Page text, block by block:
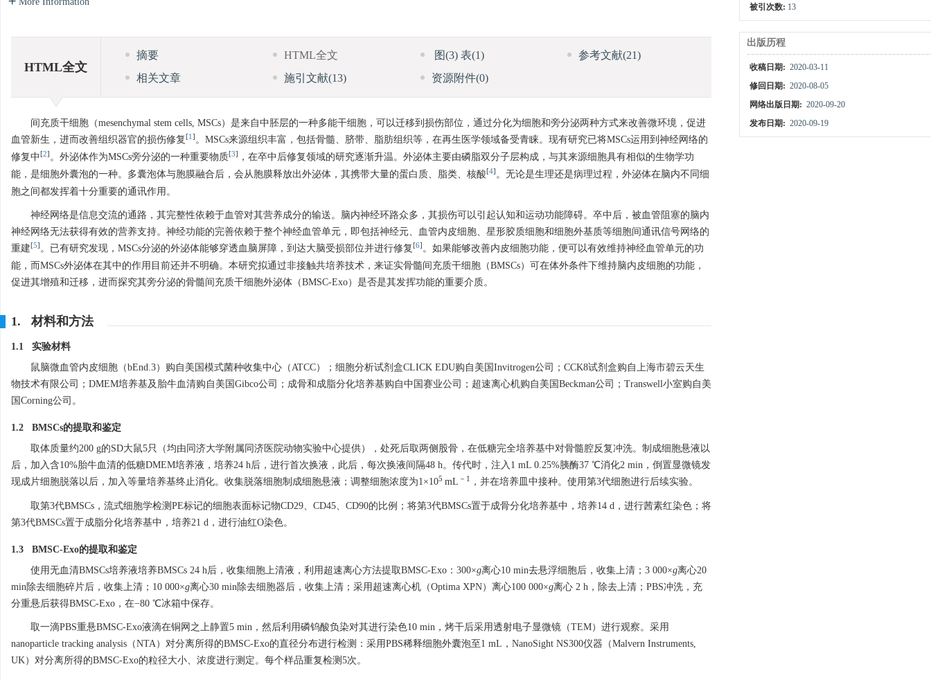
HTML全文
摘要 HTML全文 图(3)表(1) 参考文献(21)
相关文章
施引文献(13) 资源附件(0)
间充质干细胞（mesenchymal stem cells, MSCs）是来自中胚层的一种多能干细胞，可以迁移到损伤部位，通过分化为细胞和旁分泌两种方式来改善微环境，促进
血管新生，进而改善组织器官的损伤修复 [1] 。MSCs来源组织丰富，包括骨髓、脐带、脂肪组织等，在再生医学领域备受青睐。现有研究已将MSCs运用到神经网络的
修复中 [2] 。外泌体作为MSCs旁分泌的一种重要物质[3]
，在卒中后修复领域的研究逐渐升温。外泌体主要由磷脂双分子层构成，与其来源细胞具有相似的生物学功
能，是细胞外囊泡的一种。多囊泡体与胞膜融合后，会从胞膜释放出外泌体，其携带大量的蛋白质、脂类、核酸[4] 。无论是生理还是病理过程，外泌体在脑内不同细
胞之间都发挥着十分重要的通讯作用。
神经网络是信息交流的通路，其完整性依赖于血管对其营养成分的输送。脑内神经环路众多，其损伤可以引起认知和运动功能障碍。卒中后，被血管阻塞的脑内
神经网络无法获得有效的营养支持。神经功能的完善依赖于整个神经血管单元，即包括神经元、血管内皮细胞、星形胶质细胞和细胞外基质等细胞间通讯信号网络的
重建[5] 。已有研究发现，MSCs分泌的外泌体能够穿透血脑屏障，到达大脑受损部位并进行修复 [6] 。如果能够改善内皮细胞功能，便可以有效维持神经血管单元的功
能，而MSCs外泌体在其中的作用目前还并不明确。本研究拟通过非接触共培养技术，来证实骨髓间充质干细胞（BMSCs）可在体外条件下维持脑内皮细胞的功能，
促进其增殖和迁移，进而探究其旁分泌的骨髓间充质干细胞外泌体（BMSC-Exo）是否是其发挥功能的重要介质。
1. 材料和方法
1.1 实验材料
鼠脑微血管内皮细胞（bEnd.3）购自美国模式菌种收集中心（ATCC）；细胞分析试剂盒CLICK EDU购自美国Invitrogen公司；CCK8试剂盒购自上海市碧云天生
物技术有限公司；DMEM培养基及胎牛血清购自美国Gibco公司；成骨和成脂分化培养基购自中国赛业公司；超速离心机购自美国Beckman公司；Transwell小室购自美
国Corning公司。
1.2 BMSCs的提取和鉴定
取体质量约200 g的SD大鼠5只（均由同济大学附属同济医院动物实验中心提供），处死后取两侧股骨，在低糖完全培养基中对骨髓腔反复冲洗。制成细胞悬液以
后，加入含10%胎牛血清的低糖DMEM培养液，培养24 h后，进行首次换液，此后，每次换液间隔48 h。传代时，注入1 mL 0.25%胰酶37 ℃消化2 min，倒置显微镜发
现成片细胞脱落以后，加入等量培养基终止消化。收集脱落细胞制成细胞悬液；调整细胞浓度为1×105 mL －1 ，并在培养皿中接种。使用第3代细胞进行后续实验。
取第3代BMSCs，流式细胞学检测PE标记的细胞表面标记物CD29、CD45、CD90的比例；将第3代BMSCs置于成骨分化培养基中，培养14 d，进行茜素红染色；将
第3代BMSCs置于成脂分化培养基中，培养21 d，进行油红O染色。
1.3 BMSC-Exo的提取和鉴定
使用无血清BMSCs培养液培养BMSCs 24 h后，收集细胞上清液，利用超速离心方法提取BMSC-Exo：300×g离心10 min去悬浮细胞后，收集上清；3 000×g离心20
min除去细胞碎片后，收集上清；10 000×g离心30 min除去细胞器后，收集上清；采用超速离心机（Optima XPN）离心100 000×g离心 2 h，除去上清；PBS冲洗，充
分重悬后获得BMSC-Exo，在−80 ℃冰箱中保存。
取一滴PBS重悬BMSC-Exo液滴在铜网之上静置5 min，然后利用磷钨酸负染对其进行染色10 min，烤干后采用透射电子显微镜（TEM）进行观察。采用
nanoparticle tracking analysis（NTA）对分离所得的BMSC-Exo的直径分布进行检测：采用PBS稀释细胞外囊泡至1 mL，NanoSight NS300仪器（Malvern Instruments,
UK）对分离所得的BMSC-Exo的粒径大小、浓度进行测定。每个样品重复检测5次。
被引次数: 13
出版历程
收稿日期: 2020-03-11
修回日期: 2020-08-05
网络出版日期: 2020-09-20
发布日期: 2020-09-19